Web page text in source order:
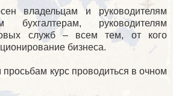
владельцам и руководителям
бухгалтерам, руководителям
служб – всем тем, от кого
бизнеса.
курс проводиться в очном